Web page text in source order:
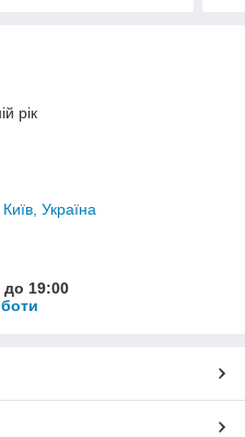
рік
Україна
до 19:00